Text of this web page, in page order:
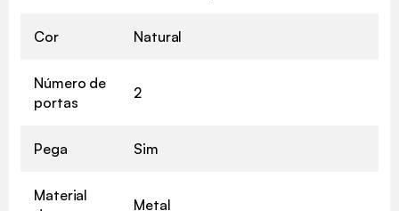
Cor Natural
Número de
portas
2
Pega Sim
Material
Metal